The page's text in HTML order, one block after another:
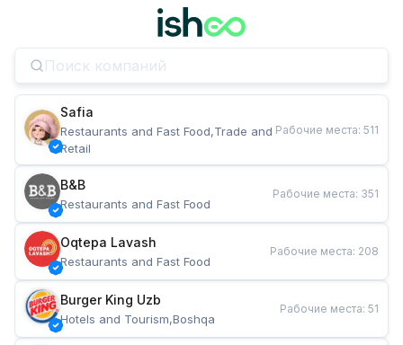
Safia
Restaurants and Fast Food,Trade and
Retail
Рабочие места: 511
B&B
Restaurants and Fast Food
Рабочие места: 351
Oqtepa Lavash
Restaurants and Fast Food
Рабочие места: 208
Burger King Uzb
Hotels and Tourism,Boshqa
Рабочие места: 51